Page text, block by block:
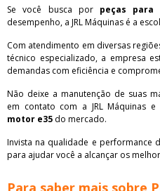
Se você busca por peças para
desempenho, a JRL Máquinas é a
Com atendimento em diversas
técnico especializado, a empresa
demandas com eficiência e
Não deixe a manutenção de suas
em contato com a JRL Máquinas
motor e35 do mercado.
Invista na qualidade e performance
para ajudar você a alcançar os
Para saber mais sobre